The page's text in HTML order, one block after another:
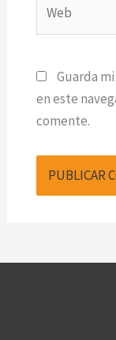
Guarda
en este
comente.